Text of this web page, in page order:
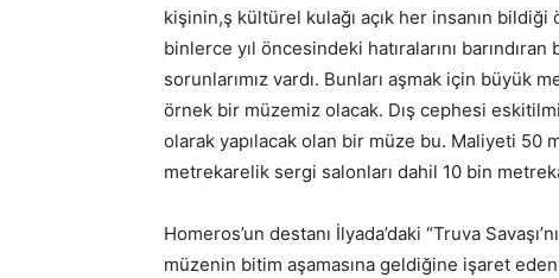
kişinin,ş kültürel kulağı açık her insanın
binlerce yıl öncesindeki hatıralarını
sorunlarımız vardı. Bunları aşmak için büyük
örnek bir müzemiz olacak. Dış cephesi
olarak yapılacak olan bir müze bu. Maliyeti 50
metrekarelik sergi salonları dahil 10 bin
Homeros’un destanı İlyada’daki “Truva
müzenin bitim aşamasına geldiğine işaret